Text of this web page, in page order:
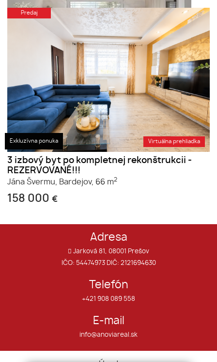
Exkluzívna ponuka
Predaj
Virtuálna prehliadka
3 izbový byt po kompletnej rekonštrukcii -
REZERVOVANÉ!!!
Jána Švermu, Bardejov, 66 m2
158 000 €
Adresa
Jarková 81, 08001 Prešov
IČO: 54474973 DIČ: 2121694630
Telefón
+421 908 089 558
E-mail
info@anoviareal.sk